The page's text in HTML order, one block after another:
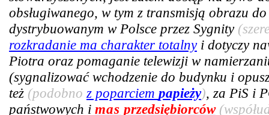
obsługiwanego, w tym z transmisją obrazu
dystrybuowanym w Polsce przez Sygnity
rozkradanie ma charakter totalnyi dotyczy
Piotra oraz pomaganie telewizji w
(sygnalizować wchodzenie do budynku i
też (podobno z poparciem papieży), za PiS i
państwowych i mas przedsiębiorców